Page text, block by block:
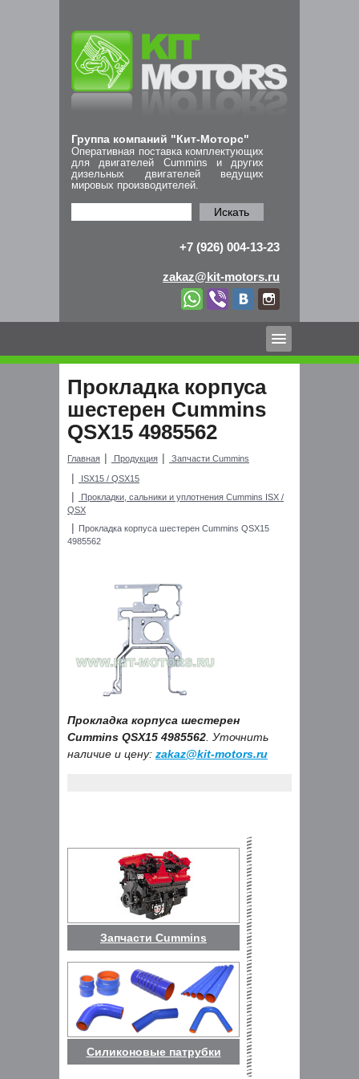
Группа компаний "Кит-Моторс"
Оперативная поставка комплектующих
для двигателей Cummins и других
дизельных двигателей ведущих
мировых производителей.
Искать
+7 (926) 004-13-23
zakaz@kit-motors.ru
Прокладка корпуса
шестерен Cummins
QSX15 4985562
Главная Продукция Запчасти Cummins
ISX15 / QSX15
Прокладки, сальники и уплотнения Cummins ISX /
QSX
Прокладка корпуса шестерен Cummins QSX15
4985562
Прокладка корпуса шестерен
Cummins QSX15 4985562 . Уточнить
наличие и цену: zakaz@kit-motors.ru
Запчасти Cummins
Силиконовые патрубки